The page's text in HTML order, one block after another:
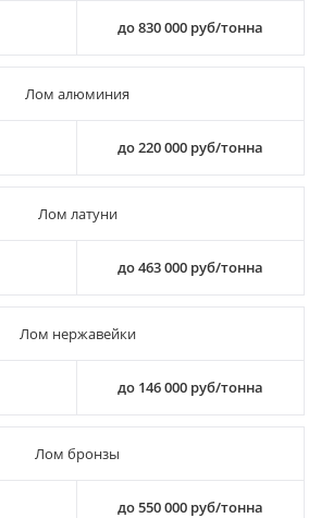
до 830 000 руб/тонна
Лом алюминия
до 220 000 руб/тонна
Лом латуни
до 463 000 руб/тонна
Лом нержавейки
до 146 000 руб/тонна
Лом бронзы
до 550 000 руб/тонна